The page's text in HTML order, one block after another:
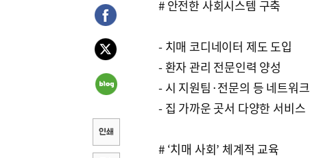
# 안전한 사회시스템 구축
- 치매 코디네이터 제도 도입
- 환자 관리 전문인력 양성
- 시 지원팀·전문의 등 네트워크
- 집 가까운 곳서 다양한 서비스
# ‘치매 사회’ 체계적 교육